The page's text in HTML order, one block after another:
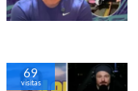
69
visitas